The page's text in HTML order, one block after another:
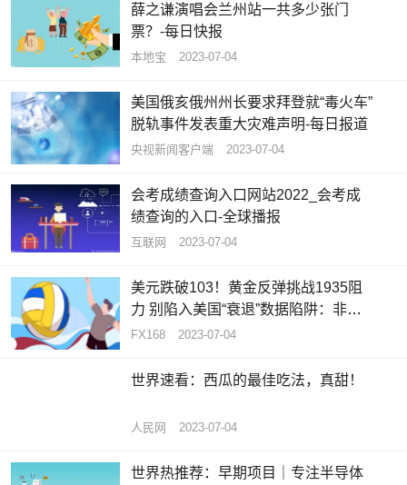
薛之谦演唱会兰州站一共多少张门
票？-每日快报
本地宝 2023-07-04
美国俄亥俄州州长要求拜登就“毒火车”
脱轨事件发表重大灾难声明-每日报道
央视新闻客户端 2023-07-04
会考成绩查询入口网站2022_会考成
绩查询的入口-全球播报
互联网 2023-07-04
美元跌破103！黄金反弹挑战1935阻
力 别陷入美国“衰退”数据陷阱：非农
将成美元买盘拐点_天天热推荐
FX168 2023-07-04
世界速看：西瓜的最佳吃法，真甜！
人民网 2023-07-04
世界热推荐：早期项目｜专注半导体